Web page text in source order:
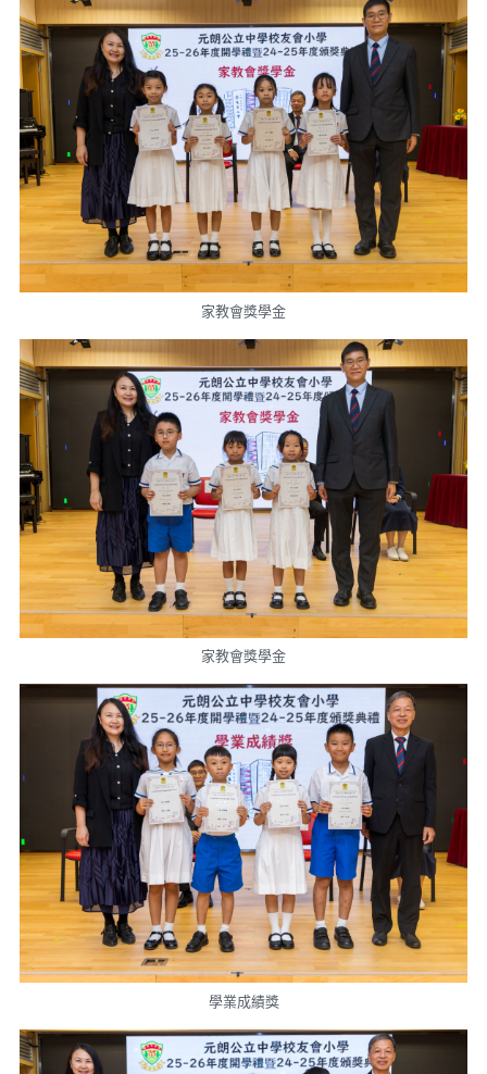
家教會獎學金
家教會獎學金
學業成績獎